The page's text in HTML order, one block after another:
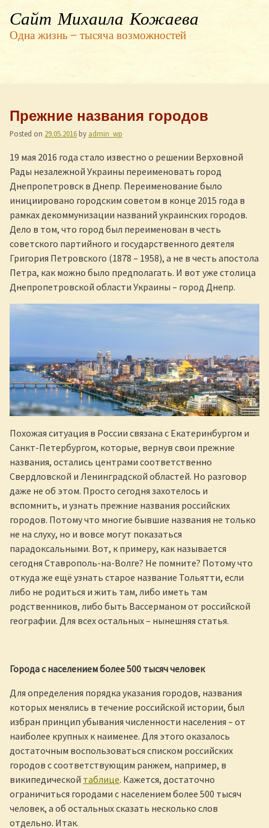
Сайт Михаила Кожаева
Одна жизнь — тысяча возможностей
Прежние названия городов
Posted on 29.05.2016 by admin_wp
19 мая 2016 года стало известно о решении Верховной
Рады незалежной Украины переименовать город
Днепропетровск в Днепр. Переименование было
инициировано городским советом в конце 2015 года в
рамках декоммунизации названий украинских городов.
Дело в том, что город был переименован в честь
советского партийного и государственного деятеля
Григория Петровского (1878 – 1958), а не в честь апостола
Петра, как можно было предполагать. И вот уже столица
Днепропетровской области Украины – город Днепр.
Похожая ситуация в России связана с Екатеринбургом и
Санкт-Петербургом, которые, вернув свои прежние
названия, остались центрами соответственно
Свердловской и Ленинградской областей. Но разговор
даже не об этом. Просто сегодня захотелось и
вспомнить, и узнать прежние названия российских
городов. Потому что многие бывшие названия не только
не на слуху, но и вовсе могут показаться
парадоксальными. Вот, к примеру, как называется
сегодня Ставрополь-на-Волге? Не помните? Потому что
откуда же ещё узнать старое название Тольятти, если
либо не родиться и жить там, либо иметь там
родственников, либо быть Вассерманом от российской
географии. Для всех остальных – нынешняя статья.
Города с населением более 500 тысяч человек
Для определения порядка указания городов, названия
которых менялись в течение российской истории, был
избран принцип убывания численности населения – от
наиболее крупных к наименее. Для этого оказалось
достаточным воспользоваться списком российских
городов с соответствующим ранжем, например, в
википедической таблице. Кажется, достаточно
ограничиться городами с населением более 500 тысяч
человек, а об остальных сказать несколько слов
отдельно. Итак.